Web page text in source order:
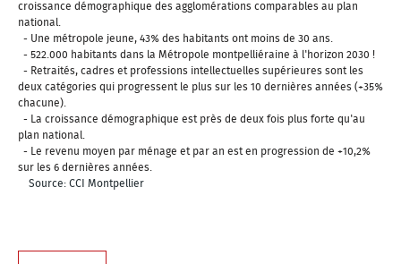
croissance démographique des agglomérations comparables au plan
national.
- Une métropole jeune, 43% des habitants ont moins de 30 ans.
- 522.000 habitants dans la Métropole montpelliéraine à l'horizon 2030 !
- Retraités, cadres et professions intellectuelles supérieures sont les
deux catégories qui progressent le plus sur les 10 dernières années (+35%
chacune).
- La croissance démographique est près de deux fois plus forte qu'au
plan national.
- Le revenu moyen par ménage et par an est en progression de +10,2%
sur les 6 dernières années.
Source: CCI Montpellier